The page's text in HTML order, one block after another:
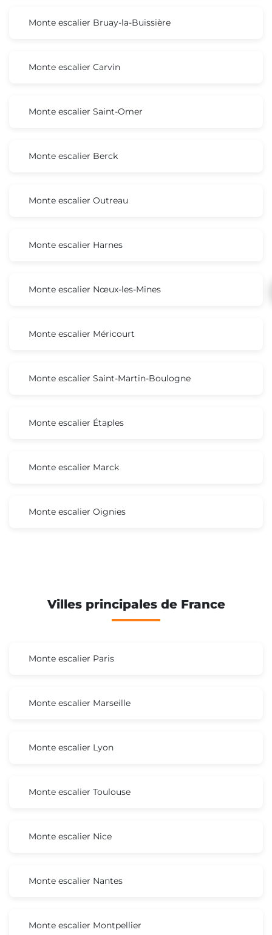
Monte escalier Bruay-la-Buissière
Monte escalier Carvin
Monte escalier Saint-Omer
Monte escalier Berck
Monte escalier Outreau
Monte escalier Harnes
Monte escalier Nœux-les-Mines
Monte escalier Méricourt
Monte escalier Saint-Martin-Boulogne
Monte escalier Étaples
Monte escalier Marck
Monte escalier Oignies
Villes principales de France
Monte escalier Paris
Monte escalier Marseille
Monte escalier Lyon
Monte escalier Toulouse
Monte escalier Nice
Monte escalier Nantes
Monte escalier Montpellier